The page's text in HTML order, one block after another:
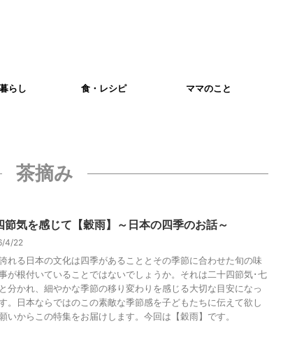
らし 食・レシピ ママのこと
茶摘み
節気を感じて【穀雨】～日本の四季のお話～
4/22
れる日本の文化は四季があることとその季節に合わせた旬の味
が根付いていることではないでしょうか。それは二十四節気･七
分かれ、細やかな季節の移り変わりを感じる大切な目安になっ
。日本ならではのこの素敵な季節感を子どもたちに伝えて欲し
いからこの特集をお届けします。今回は【穀雨】です。